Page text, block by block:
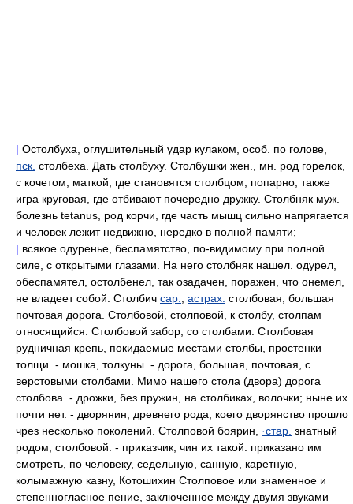
| Остолбуха, оглушительный удар кулаком, особ. по голове,
пск. столбеха. Дать столбуху. Столбушки жен., мн. род горелок,
с кочетом, маткой, где становятся столбцом, попарно, также
игра круговая, где отбивают почередно дружку. Столбняк муж.
болезнь tetanus, род корчи, где часть мышц сильно напрягается
и человек лежит недвижно, нередко в полной памяти;
| всякое одуренье, беспамятство, по-видимому при полной
силе, с открытыми глазами. На него столбняк нашел. одурел,
обеспамятел, остолбенел, так озадачен, поражен, что онемел,
не владеет собой. Столбич сар. астрах. столбовая, большая
почтовая дорога. Столбовой, столповой, к столбу, столпам
относящийся. Столбовой забор, со столбами. Столбовая
рудничная крепь, покидаемые местами столбы, простенки
толщи. - мошка, толкуны. - дорога, большая, почтовая, с
верстовыми столбами. Мимо нашего стола (двора) дорога
столбова. - дрожки, без пружин, на столбиках, волочки; ныне их
почти нет. - дворянин, древнего рода, коего дворянство прошло
чрез несколько поколений. Столповой боярин, ·стар. знатный
родом, столбовой. - приказчик, чин их такой: приказано им
смотреть, по человеку, седельную, санную, каретную,
колымажную казну, Котошихин Столповое или знаменное и
степенногласное пение, заключенное между двумя звуками